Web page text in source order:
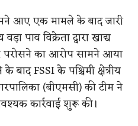
आए एक मामले के बाद जारी
पाव विक्रेता द्वारा खाद्य
परोसने का आरोप सामने आया
बाद FSSI के पश्चिमी क्षेत्रीय
(बीएमसी) की टीम ने
कार्रवाई शुरू की।